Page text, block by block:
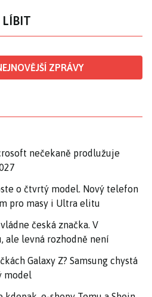
LÍBIT
ZPRÁVY
nečekaně prodlužuje
o čtvrtý model. Nový telefon
pro masy i Ultra elitu
česká značka. V
ale levná rozhodně není
Galaxy Z? Samsung chystá
model